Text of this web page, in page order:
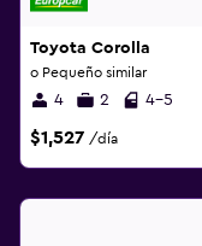
Toyota Corolla
o Pequeño similar
4 2 4-5
$1,527 /día